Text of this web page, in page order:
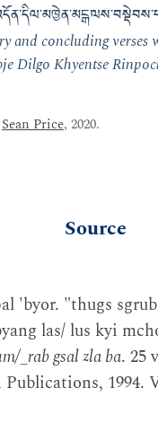
and concluding verses
Dilgo Khyentse
Sean Price, 2020.
Source
'byor. "thugs
las/ lus kyi
_rab gsal zla ba. 25
Publications, 1994.